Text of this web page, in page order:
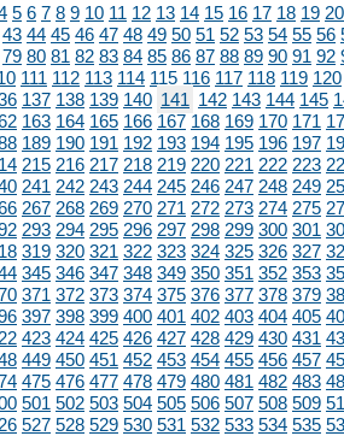
5 6 7 8 9 10 11 12 13 14 15 16 17 18 19 20
43 44 45 46 47 48 49 50 51 52 53 54 55 56
79 80 81 82 83 84 85 86 87 88 89 90 91 92
111 112 113 114 115 116 117 118 119 120
137 138 139 140 141 142 143 144 145
163 164 165 166 167 168 169 170 171
189 190 191 192 193 194 195 196 197
215 216 217 218 219 220 221 222 223
241 242 243 244 245 246 247 248 249
267 268 269 270 271 272 273 274 275
293 294 295 296 297 298 299 300 301
319 320 321 322 323 324 325 326 327
345 346 347 348 349 350 351 352 353
371 372 373 374 375 376 377 378 379
397 398 399 400 401 402 403 404 405
423 424 425 426 427 428 429 430 431
449 450 451 452 453 454 455 456 457
475 476 477 478 479 480 481 482 483
501 502 503 504 505 506 507 508 509
527 528 529 530 531 532 533 534 535